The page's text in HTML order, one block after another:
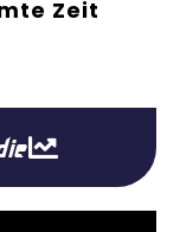
Zeit